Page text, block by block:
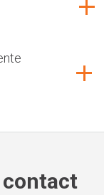
contact